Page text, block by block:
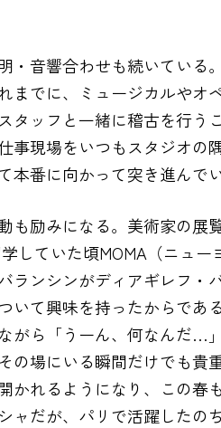
音響合わせも続いている
でに、ミュージカルやオ
ッフと一緒に稽古を行う
現場をいつもスタジオの
番に向かって突き進んで
励みになる。美術家の展
していた頃MOMA（ニュ
ンシンがディアギレフ・
て興味を持ったからであ
がら「うーん、何なんだ…
場にいる瞬間だけでも貴重
れるようになり、この春
だが、パリで活躍したの